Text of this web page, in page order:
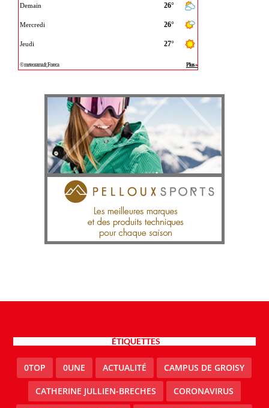
ÉTIQUETTES
0TOP 0UNE ACTUALITÉ CAMPUS DE GROISY
CATHERINE JULLIEN-BRECHES CORONAVIRUS